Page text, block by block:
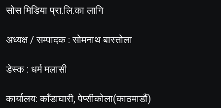
सोस मिडिया प्रा.लि.का लागि
अध्यक्ष / सम्पादक : सोमनाथ बास्तोला
डेस्क : धर्म मलासी
कार्यालय: काँडाघारी, पेप्सीकोला(काठमाडौं)